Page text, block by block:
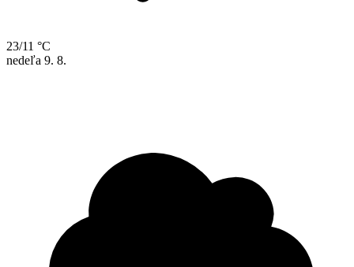
23/11 °C
nedeľa 9. 8.